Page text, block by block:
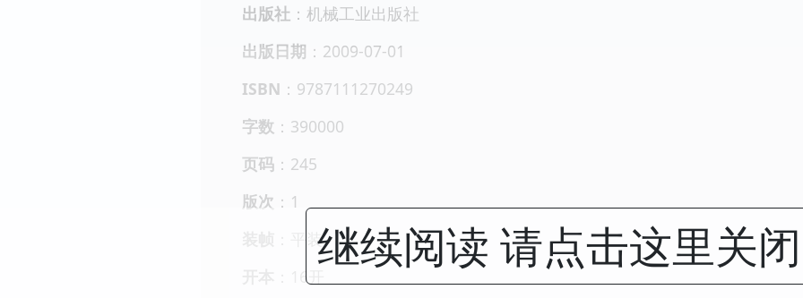
出版社 ：机械工业出版社
出版日期 ：2009-07-01
ISBN ：9787111270249
字数 ：390000
页码 ：245
版次 ：1
：平装
：16开
继续阅读 请点击这里关